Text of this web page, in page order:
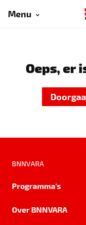
Menu
Oeps, er
BNNVARA
Programma's
Over BNNVARA